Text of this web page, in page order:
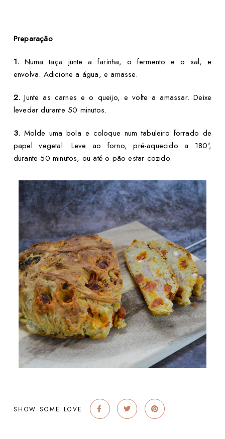
Preparação
1. Numa taça junte a farinha, o fermento e o sal, e
envolva. Adicione a água, e amasse.
2. Junte as carnes e o queijo, e volte a amassar. Deixe
levedar durante 50 minutos.
3. Molde uma bola e coloque num tabuleiro forrado de
papel vegetal. Leve ao forno, pré-aquecido a 180º,
durante 50 minutos, ou até o pão estar cozido.
SHOW SOME LOVE